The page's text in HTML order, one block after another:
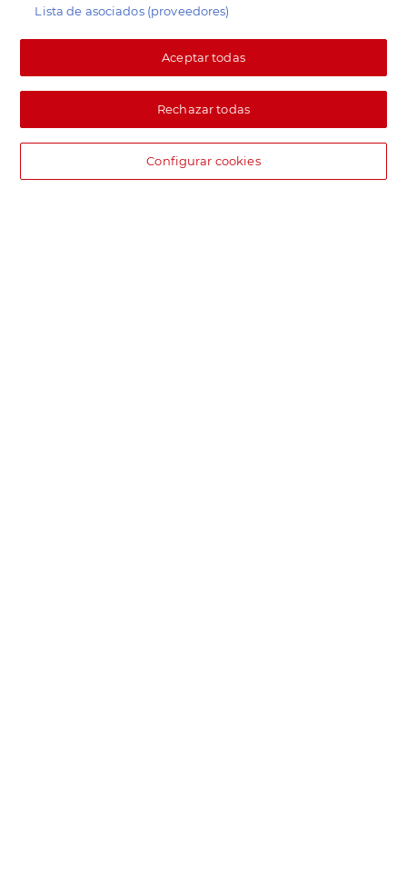
Lista de asociados (proveedores)
Aceptar todas
Rechazar todas
Configurar cookies